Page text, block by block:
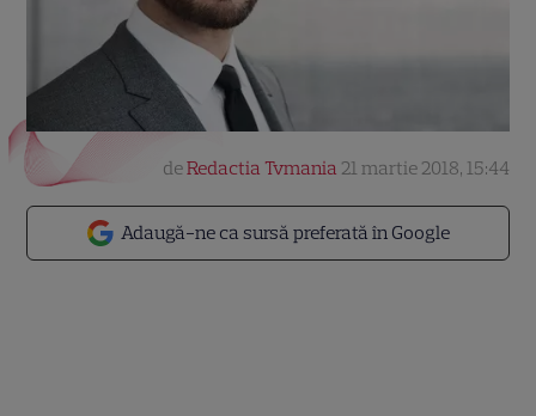
Adaugă-ne ca sursă preferată în Google
deRedactia Tvmania 21 martie 2018, 15:44